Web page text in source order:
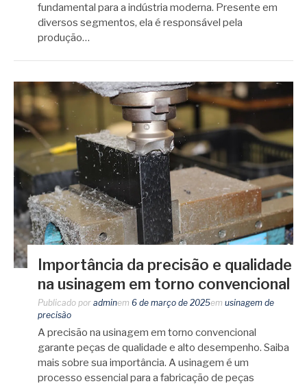
fundamental para a indústria moderna. Presente em
diversos segmentos, ela é responsável pela
produção…
Importância da precisão e qualidade
na usinagem em torno convencional
Publicado por adminem 6 de março de 2025em usinagem de
precisão
A precisão na usinagem em torno convencional
garante peças de qualidade e alto desempenho. Saiba
mais sobre sua importância. A usinagem é um
processo essencial para a fabricação de peças